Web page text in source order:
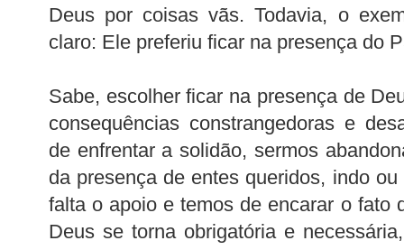
Deus por coisas vãs. Todavia, o
claro: Ele preferiu ficar na presença do
Sabe, escolher ficar na presença de
consequências constrangedoras e
de enfrentar a solidão, sermos
da presença de entes queridos, indo
falta o apoio e temos de encarar o fato
Deus se torna obrigatória e